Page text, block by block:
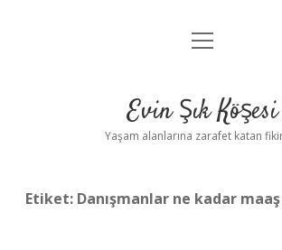
Anasayfa
Yasal Uyarı
menüyü
Evin Şık Köşesi
Yaşam alanlarına zarafet katan
Etiket: Danışmanlar ne kadar